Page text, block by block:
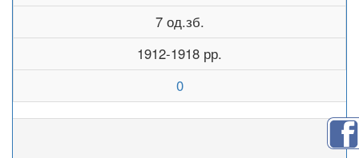
7 од.зб.
1912-1918 рр.
0